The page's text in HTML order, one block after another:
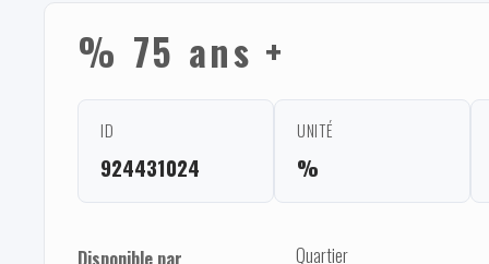
% 75 ans +
ID
924431024
UNITÉ
%
Quartier